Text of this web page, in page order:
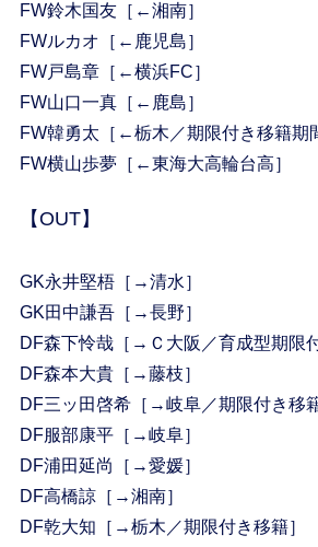
FW鈴木国友［←湘南］
FWルカオ［←鹿児島］
FW戸島章［←横浜FC］
FW山口一真［←鹿島］
FW韓勇太［←栃木／期限付き移籍期
FW横山歩夢［←東海大高輪台高］
【OUT】
GK永井堅梧［→清水］
GK田中謙吾［→長野］
DF森下怜哉［→Ｃ大阪／育成型期限
DF森本大貴［→藤枝］
DF三ッ田啓希［→岐阜／期限付き移籍
DF服部康平［→岐阜］
DF浦田延尚［→愛媛］
DF高橋諒［→湘南］
DF乾大知［→栃木／期限付き移籍］